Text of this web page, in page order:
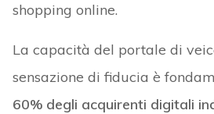
shopping online.
La capacità del portale di
sensazione di fiducia è
60% degli acquirenti digitali